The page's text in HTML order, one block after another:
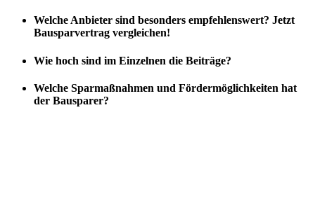
Welche Anbieter sind besonders empfehlenswert? Jetzt
Bausparvertrag vergleichen!
Wie hoch sind im Einzelnen die Beiträge?
Welche Sparmaßnahmen und Fördermöglichkeiten hat
der Bausparer?